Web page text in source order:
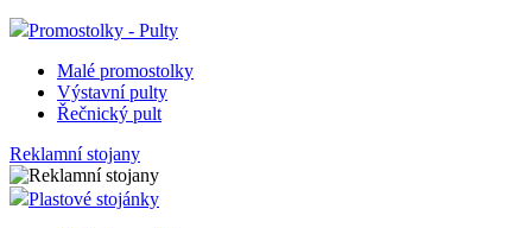
Promostolky - Pulty
Malé promostolky
Výstavní pulty
Řečnický pult
Reklamní stojany
Plastové stojánky